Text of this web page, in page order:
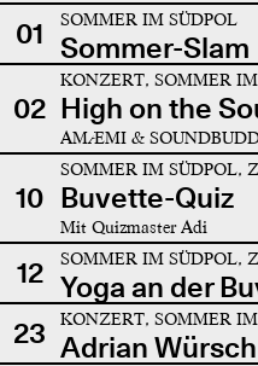
01 SOMMER IM SÜDPOL
Sommer-Slam
02
KONZERT, SOMMER
High on the
AMÆMI &
10
SOMMER IM SÜDPOL,
Buvette-Quiz
Mit Quizmaster Adi
12 SOMMER IM SÜDPOL,
Yoga an der
23
KONZERT, SOMMER
Adrian